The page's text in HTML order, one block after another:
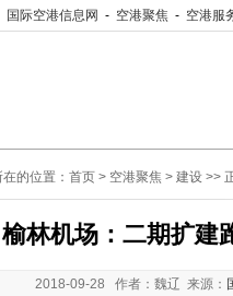
国际空港信息网 - 空港聚焦 - 空港服
的位置： 首页 > 空港聚焦 > 建设 >>
榆林机场：二期扩建
2018-09-28 作者：魏辽 来源：